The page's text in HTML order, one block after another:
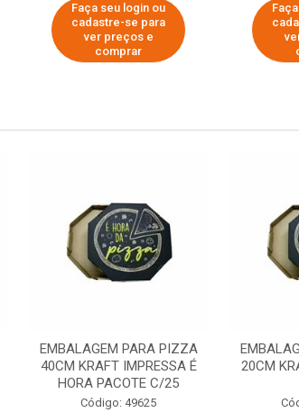
Faça seu login ou
cadastre-se para
ver preços e
comprar
EMBALAGEM PARA PIZZA
40CM KRAFT IMPRESSA É
HORA PACOTE C/25
Código: 49625
20CM